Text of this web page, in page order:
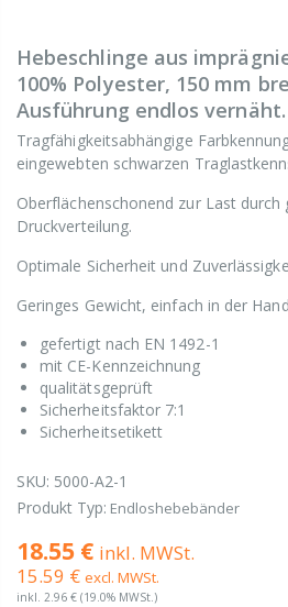
Hebeschlinge aus
100% Polyester, 150 mm
Ausführung endlos vernäht.
Tragfähigkeitsabhängige
eingewebten schwarzen
Oberflächenschonend zur Last durch
Druckverteilung.
Optimale Sicherheit und
Geringes Gewicht, einfach in der
gefertigt nach EN 1492-1
mit CE-Kennzeichnung
qualitätsgeprüft
Sicherheitsfaktor 7:1
Sicherheitsetikett
SKU: 5000-A2-1
Produkt Typ: Endloshebebänder
18.55 € inkl. MWSt.
15.59 € excl. MWSt.
inkl. 2.96 € (19.0% MWSt.)